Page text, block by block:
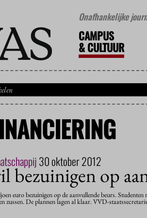
Onafhankelijke
CAMPUS
&CULTUUR
30 oktober 2012
bezuinigen op
euro bezuinigen op de aanvullende beurs.
zussen. De plannen lagen al klaar. VVD-